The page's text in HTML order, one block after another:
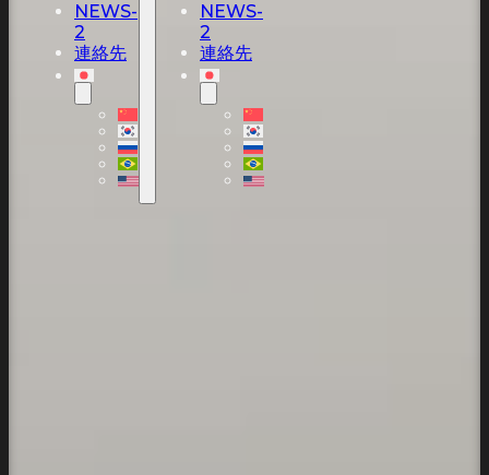
NEWS-
2
連絡先
NEWS-
2
連絡先